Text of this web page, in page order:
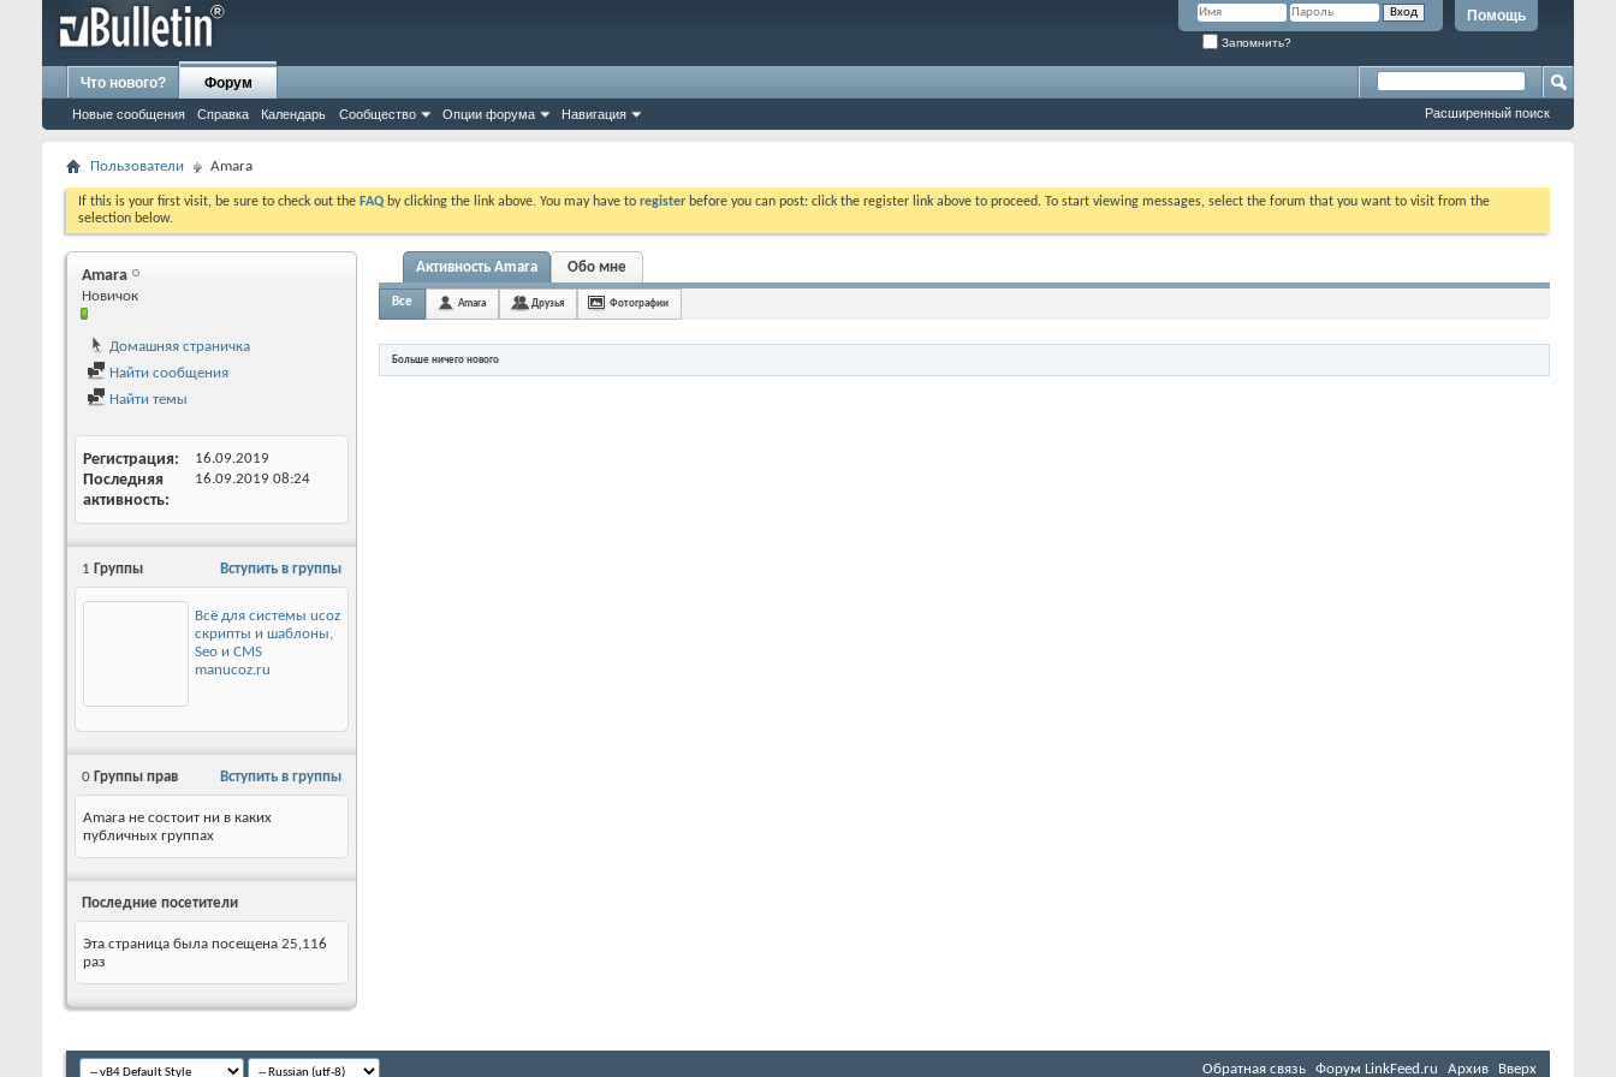
Помощь
Запомнить?
Что нового? Форум
Новые сообщения Справка Календарь Сообщество Опции форума Навигация Расширенный поиск
Пользователи Amara
If this is your first visit, be sure to check out the FAQ by clicking the link above. You may have to register before you can post: click the register link above to proceed. To start viewing messages, select the forum that you want to visit from the
selection below.
Amara
Новичок
Домашняя страничка
Найти сообщения
Найти темы
Регистрация 16.09.2019
Последняя
активность
16.09.2019 08:24
Вступить в группы
1 Группы
Всё для системы ucoz
скрипты и шаблоны,
Seo и CMS
manucoz.ru
Вступить в группы
0 Группы прав
Amara не состоит ни в каких
публичных группах
Последние посетители
Эта страница была посещена 25,116
раз
Активность Amara Обо мне
Все Amara Друзья Фотографии
Больше ничего нового
Обратная связь Форум LinkFeed.ru Архив Вверх